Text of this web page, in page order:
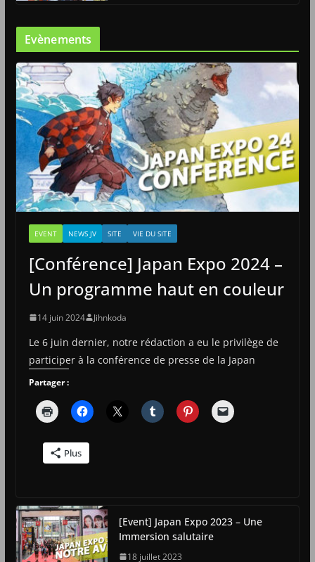
Evènements
EVENT NEWS JV SITE VIE DU SITE
[Conférence] Japan Expo 2024 –
Un programme haut en couleur
14 juin 2024 Jihnkoda
Le 6 juin dernier, notre rédaction a eu le privilège de
participer à la conférence de presse de la Japan
Partager :
Plus
[Event] Japan Expo 2023 – Une
Immersion salutaire
18 juillet 2023